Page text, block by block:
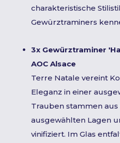
charakteristische
Gewürztraminers
3x Gewürztraminer
AOC Alsace
Terre Natale vereint
Eleganz in einer
Trauben stammen
ausgewählten Lagen
vinifiziert. Im Glas